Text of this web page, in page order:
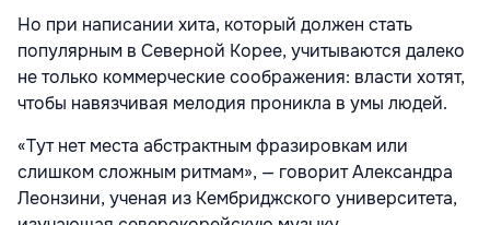
Но при написании хита, который должен стать
популярным в Северной Корее, учитываются далеко
не только коммерческие соображения: власти хотят,
чтобы навязчивая мелодия проникла в умы людей.
«Тут нет места абстрактным фразировкам или
слишком сложным ритмам», — говорит Александра
Леонзини, ученая из Кембриджского университета,